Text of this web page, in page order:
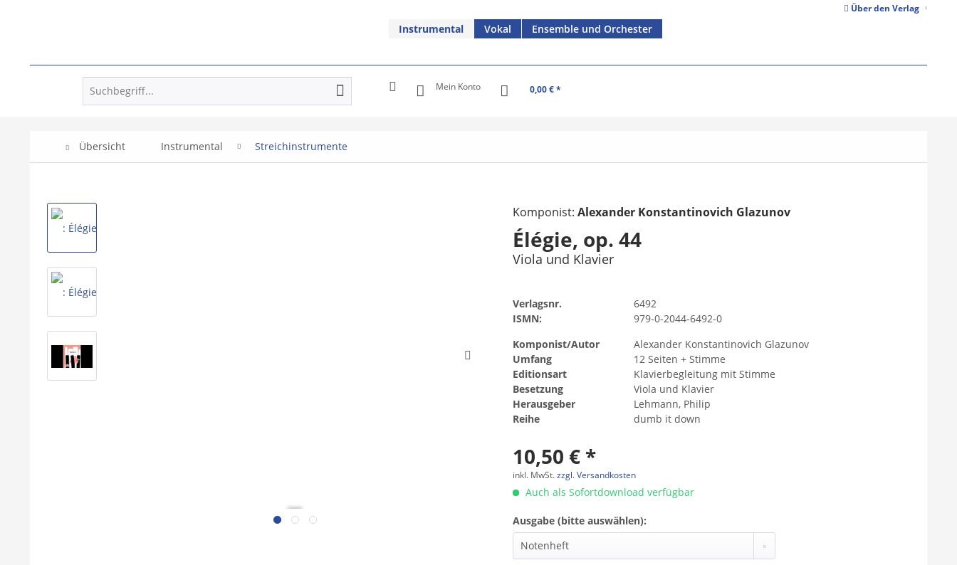
Über den Verlag
Instrumental Vokal Ensemble und Orchester
Mein Konto 0,00 € *
Übersicht Instrumental Streichinstrumente
Komponist:Alexander Konstantinovich Glazunov
Élégie, op. 44
Viola und Klavier
Verlagsnr.
6492
ISMN:
979-0-2044-6492-0
Komponist/Autor
Alexander Konstantinovich Glazunov
Umfang
12 Seiten + Stimme
Editionsart
Klavierbegleitung mit Stimme
Besetzung
Viola und Klavier
Herausgeber
Lehmann, Philip
Reihe
dumb it down
10,50 € *
inkl. MwSt.zzgl. Versandkosten
Auch als Sofortdownload verfügbar
Ausgabe (bitte auswählen):